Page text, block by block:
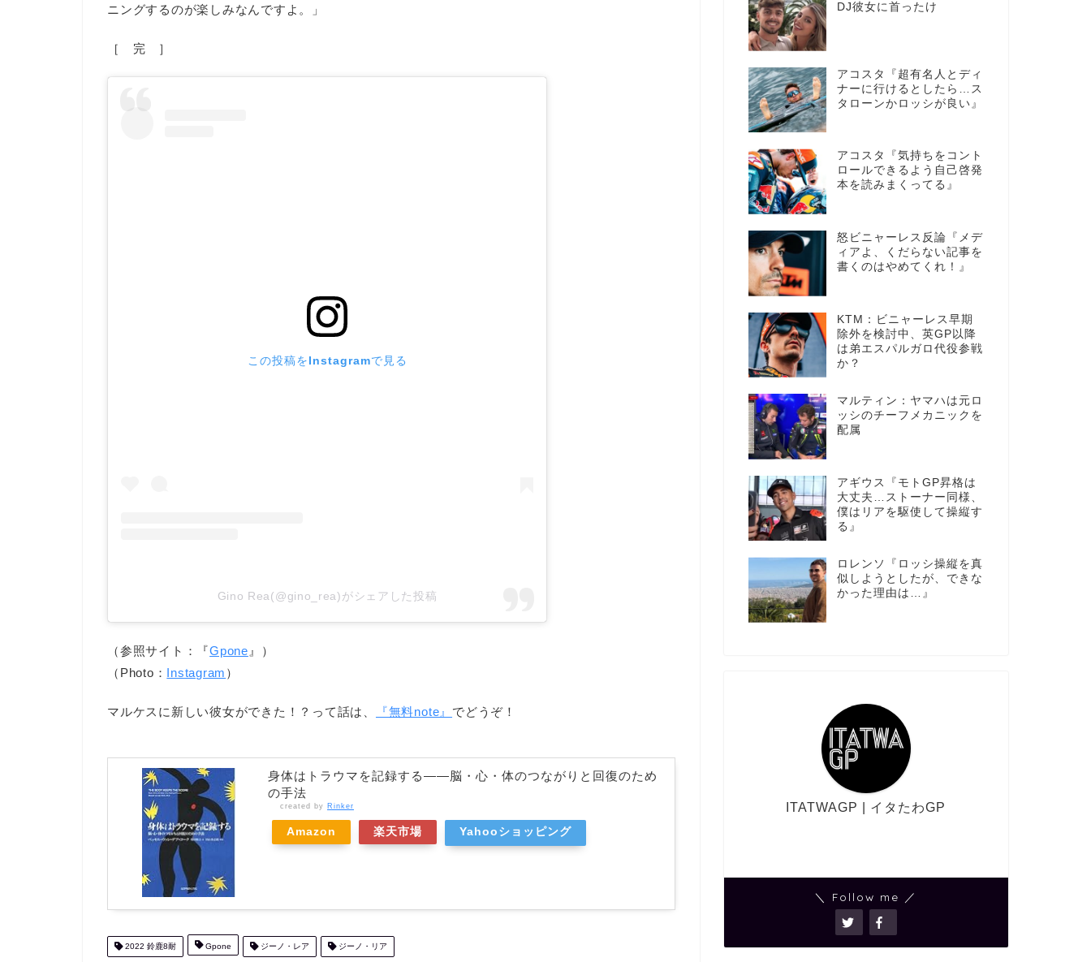
ニングするのが楽しみなんですよ。」
［ 完 ］
この投稿をInstagramで見る
Gino Rea(@gino_rea)がシェアした投稿
（参照サイト：『Gpone 』）
（Photo： Instagram ）
マルケスに新しい彼女ができた！？って話は、 『無料note』 でどうぞ！
身体はトラウマを記録する――脳・心・体のつながりと回復のため
の手法
created by Rinker
Amazon 楽天市場 Yahooショッピング
2022 鈴鹿8耐 Gpone ジーノ・レア ジーノ・リア
DJ彼女に首ったけ
アコスタ『超有名人とディ
ナーに行けるとしたら…ス
タローンかロッシが良い』
アコスタ『気持ちをコント
ロールできるよう自己啓発
本を読みまくってる』
怒ビニャーレス反論『メデ
ィアよ、くだらない記事を
書くのはやめてくれ！』
KTM：ビニャーレス早期
除外を検討中、英GP以降
は弟エスパルガロ代役参戦
か？
マルティン：ヤマハは元ロ
ッシのチーフメカニックを
配属
アギウス『モトGP昇格は
大丈夫…ストーナー同様、
僕はリアを駆使して操縦す
る』
ロレンソ『ロッシ操縦を真
似しようとしたが、できな
かった理由は…』
ITATWAGP | イタたわGP
＼ Follow me ／